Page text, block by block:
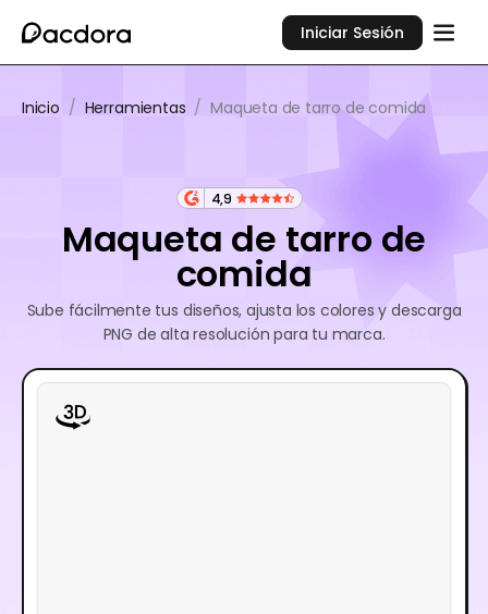
Iniciar Sesión
Inicio / Herramientas / Maqueta de tarro de comida
4,9
Maqueta de tarro de
comida
Sube fácilmente tus diseños, ajusta los colores y descarga
PNG de alta resolución para tu marca.